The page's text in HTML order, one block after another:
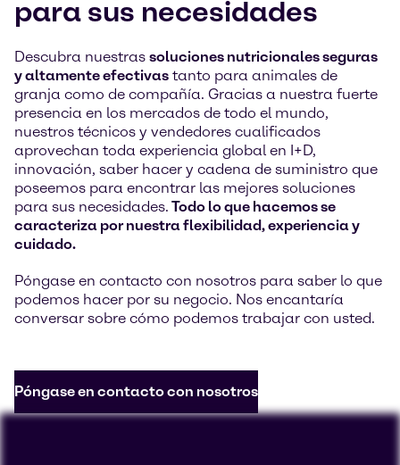
para sus necesidades
Descubra nuestras soluciones nutricionales seguras
y altamente efectivas tanto para animales de
granja como de compañía. Gracias a nuestra fuerte
presencia en los mercados de todo el mundo,
nuestros técnicos y vendedores cualificados
aprovechan toda experiencia global en I+D,
innovación, saber hacer y cadena de suministro que
poseemos para encontrar las mejores soluciones
para sus necesidades. Todo lo que hacemos se
caracteriza por nuestra flexibilidad, experiencia y
cuidado.
Póngase en contacto con nosotros para saber lo que
podemos hacer por su negocio. Nos encantaría
conversar sobre cómo podemos trabajar con usted.
Póngase en contacto con nosotros